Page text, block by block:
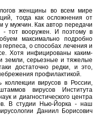
женщины во всем мире
тогда как осложнения от
у мужчин. Как автор передачи
- тот вооружен. И поэтому в
максимально подробно
о способах лечения и
Хотя инфицированы каким-
земли, серьезные и тяжелые
достаточно редки, и это,
профилактикой.
вирусов в России,
вирусов Института
и диагностического центра
В студии Нью-Йорка - наш
Даниил Борисович